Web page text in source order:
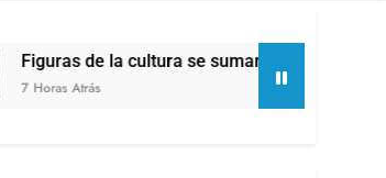
sumaron a la marcha frente al Congreso